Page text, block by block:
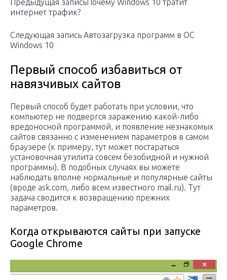
Предыдущая записьПочему Windows 10 тратит
интернет трафик?
Следующая запись Автозагрузка программ в ОС
Windows 10
Первый способ избавиться от
навязчивых сайтов
Первый способ будет работать при условии, что
компьютер не подвергся заражению какой-либо
вредоносной программой, и появление незнакомых
сайтов связанно с изменением параметров в самом
браузере (к примеру, тут может постараться
установочная утилита совсем безобидной и нужной
программы). В подобных случаях вы можете
наблюдать вполне нормальные и популярные сайты
(вроде ask.com, либо всем известного mail.ru). Тут
задача сводится к возвращению прежних
параметров.
Когда открываются сайты при запуске
Google Chrome